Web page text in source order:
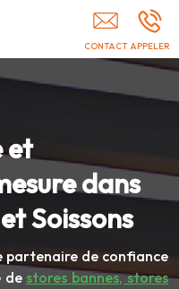
et
dans
Soissons
partenaire de confiance
de stores bannes, stores